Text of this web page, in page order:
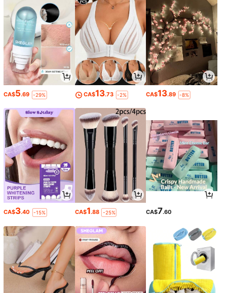
CA$5.69 -29% CA$13.73 -2% CA$13.89 -8%
CA$3.40 -15% CA$1.88 -25% CA$7.60